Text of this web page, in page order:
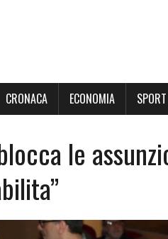
CRONACA ECONOMIA SPORT
le